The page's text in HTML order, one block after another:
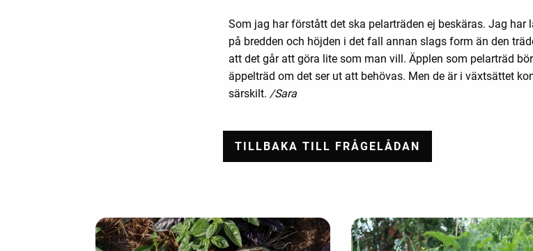
Som jag har förstått det ska pelarträden ej beskäras. Jag har
på bredden och höjden i det fall annan slags form än den
att det går att göra lite som man vill. Äpplen som pelarträd
äppelträd om det ser ut att behövas. Men de är i växtsättet
särskilt. /Sara